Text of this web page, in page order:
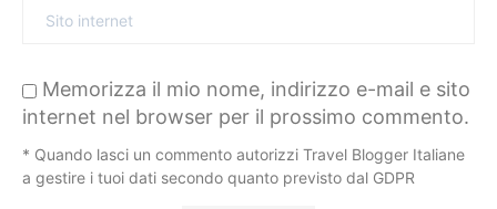
Memorizza il mio nome, indirizzo e-mail e sito
internet nel browser per il prossimo commento.
* Quando lasci un commento autorizzi Travel Blogger Italiane
a gestire i tuoi dati secondo quanto previsto dal GDPR